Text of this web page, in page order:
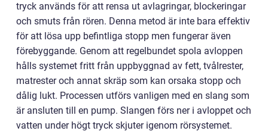
tryck används för att rensa ut avlagringar, blockeringar
och smuts från rören. Denna metod är inte bara effektiv
för att lösa upp befintliga stopp men fungerar även
förebyggande. Genom att regelbundet spola avloppen
hålls systemet fritt från uppbyggnad av fett, tvålrester,
matrester och annat skräp som kan orsaka stopp och
dålig lukt. Processen utförs vanligen med en slang som
är ansluten till en pump. Slangen förs ner i avloppet och
vatten under högt tryck skjuter igenom rörsystemet.